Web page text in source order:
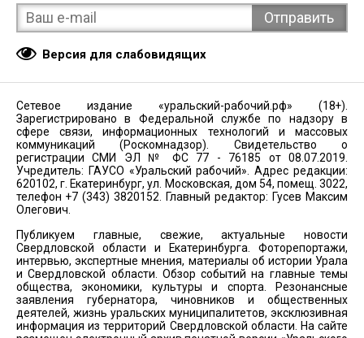
Версия для слабовидящих
Сетевое издание «уральский-рабочий.рф» (18+).
Зарегистрировано в Федеральной службе по надзору в
сфере связи, информационных технологий и массовых
коммуникаций (Роскомнадзор). Свидетельство о
регистрации СМИ ЭЛ № ФС 77 - 76185 от 08.07.2019.
Учредитель: ГАУСО «Уральский рабочий». Адрес редакции:
620102, г. Екатеринбург, ул. Московская, дом 54, помещ. 3022,
телефон +7 (343) 3820152. Главный редактор: Гусев Максим
Олегович.
Публикуем главные, свежие, актуальные новости
Свердловской области и Екатеринбурга. Фоторепортажи,
интервью, экспертные мнения, материалы об истории Урала
и Свердловской области. Обзор событий на главные темы
общества, экономики, культуры и спорта. Резонансные
заявления губернатора, чиновников и общественных
деятелей, жизнь уральских муниципалитетов, эксклюзивная
информация из территорий Свердловской области. На сайте